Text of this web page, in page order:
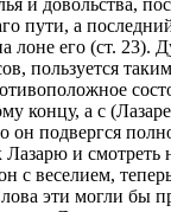
пути, а
лоне его (ст.
пользуется
концу, а с
подвергся
и смотреть
веселием,
эти могли бы